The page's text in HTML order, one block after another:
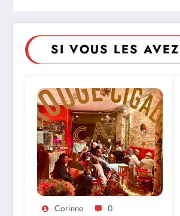
SI VOUS LES
Corinne 0